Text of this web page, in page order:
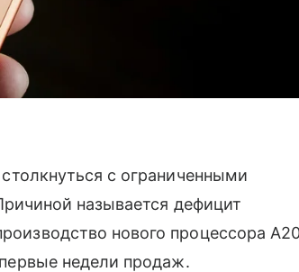
с ограниченными
называется дефицит
нового процессора
недели продаж.